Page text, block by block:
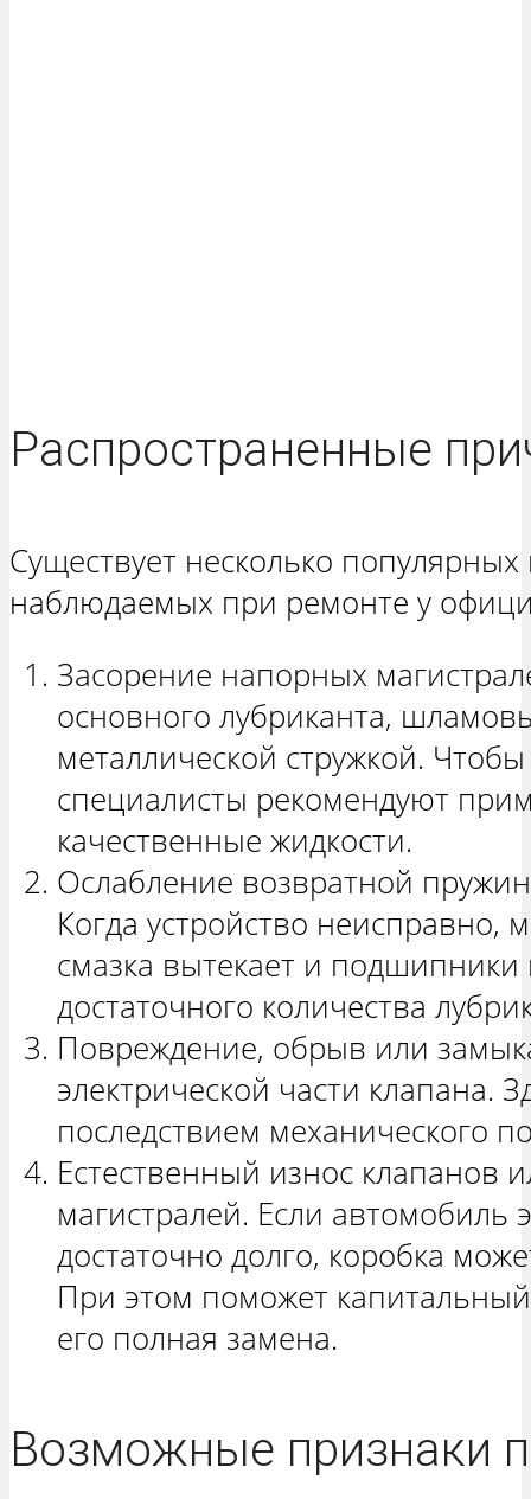
Распространенные
Существует несколько
наблюдаемых при ремонте у
Засорение напорных
основного лубриканта,
металлической стружкой.
специалисты рекомендуют
качественные жидкости.
Ослабление возвратной
Когда устройство неисправно,
смазка вытекает и
достаточного количества
Повреждение, обрыв или
электрической части клапана.
последствием механического
Естественный износ клапанов
магистралей. Если автомобиль
достаточно долго, коробка
При этом поможет
его полная замена.
Возможные признаки